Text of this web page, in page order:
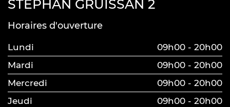
STEPHAN GRUISSAN 2
Horaires d'ouverture
Lundi
09h00 - 20h00
Mardi
09h00 - 20h00
Mercredi
09h00 - 20h00
Jeudi
09h00 - 20h00